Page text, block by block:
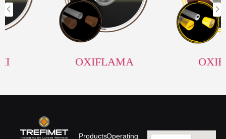
OXIFLAMA
ProductsOperating